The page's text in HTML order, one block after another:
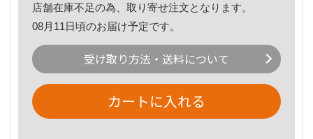
店舗在庫不足の為、取り寄せ注文となります。
08月11日頃のお届け予定です。
受け取り方法・送料について
カートに入れる